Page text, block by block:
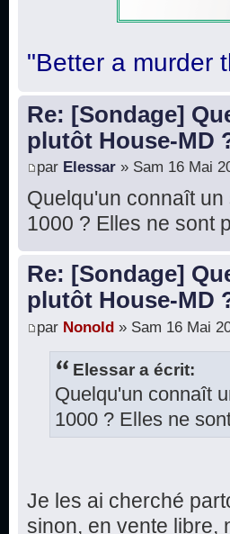
"Better a murder
Re: [Sondage]
plutôt House-MD
par Elessar » Sam 16 Mai
Quelqu'un connaît
1000 ? Elles ne sont
Re: [Sondage]
plutôt House-MD
par Nonold » Sam 16 Mai
Elessar a écrit:
Quelqu'un connaît
1000 ? Elles ne
Je les ai cherché
sinon, en vente libre,